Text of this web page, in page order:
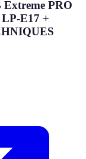
Extreme PRO
E17 +